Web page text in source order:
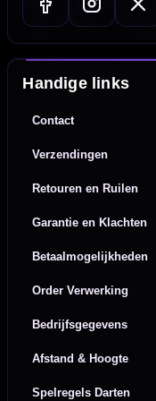
Handige links
Contact
Verzendingen
Retouren en Ruilen
Garantie en Klachten
Betaalmogelijkheden
Order Verwerking
Bedrijfsgegevens
Afstand & Hoogte
Spelregels Darten